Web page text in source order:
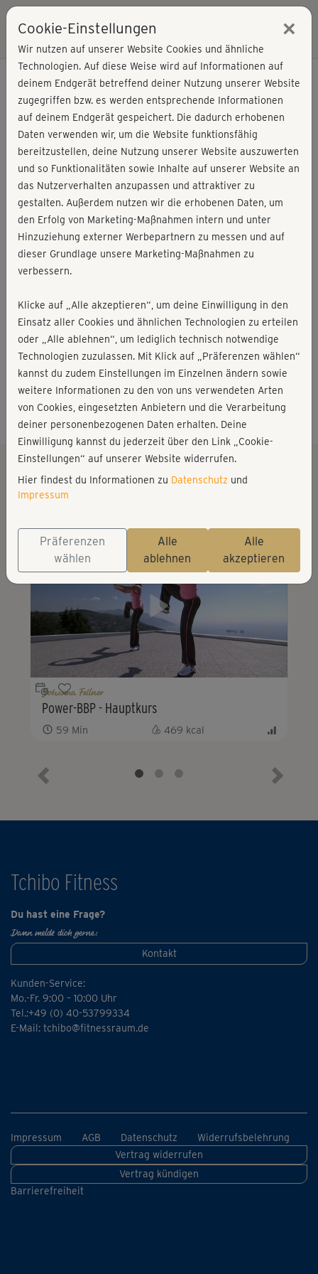
Mit 19 Jahren erwarb Nina Winkler ihre erste Lizenz als
Aerobic-Trainerin und absolvierte diverse Fortbildungen.
Die passionierte Fitness-Expertin und Hobbyläuferin
arbeitet seit vielen Jahren erfolgreich als Trainerin und
Coach, unterrichtet in verschiedenen Studios und bietet
individuell maßgeschneiderte Workout-Programme an.
Mit ihrer Leidenschaft für Fitness und Sport ist Nina
Winkler sowohl im Fitness-Studio als auch beim Outdoor-
Sport zu Hause und hilft ihren Klienten, ihre sportlichen
Ziele auf kürzestem Wege zu erreichen.
Die Fitness-Spezialistin lebt in München und Kapstadt
(Südafrika), wo sie als Autorin und Fitness-Expertin
arbeitet. Auch für verschiedene Magazine und
Buchverlage schreibt sie regelmäßig zu ihrem
Die ausgebildete Group Fitness- und Personal Trainerin
hat für unser Online Fitness-Studio nicht nur viele der
beliebtesten Programme entwickelt, sondern etliche
davon auch selbst präsentiert.
✚ Mehr anzeigen
E-Mail
Webseite
Twitter
Facebook
Die besten Kurse von Nina
Johanna Fellner
Power-BBP - Hauptkurs
59 Min 469 kcal
Vorheriges Element
Tchibo Fitness
Du hast eine Frage?
Dann melde dich gerne:
Kontakt
Kunden-Service:
Mo.-Fr. 9:00 – 10:00 Uhr
Tel.:+49 (0) 40-53799334
E-Mail: tchibo@fitnessraum.de
Impressum AGB Datenschutz
Widerrufsbelehrung
Vertrag widerrufen
Vertrag kündigen
Barrierefreiheit
Cookie-Einstellungen ×
Wir nutzen auf unserer Website Cookies und ähnliche
Technologien. Auf diese Weise wird auf Informationen auf
deinem Endgerät betreffend deiner Nutzung unserer Website
zugegriffen bzw. es werden entsprechende Informationen
auf deinem Endgerät gespeichert. Die dadurch erhobenen
Daten verwenden wir, um die Website funktionsfähig
bereitzustellen, deine Nutzung unserer Website auszuwerten
und so Funktionalitäten sowie Inhalte auf unserer Website an
das Nutzerverhalten anzupassen und attraktiver zu
gestalten. Außerdem nutzen wir die erhobenen Daten, um
den Erfolg von Marketing-Maßnahmen intern und unter
Hinzuziehung externer Werbepartnern zu messen und auf
dieser Grundlage unsere Marketing-Maßnahmen zu
verbessern.
Klicke auf „Alle akzeptieren“, um deine Einwilligung in den
Einsatz aller Cookies und ähnlichen Technologien zu erteilen
oder „Alle ablehnen“, um lediglich technisch notwendige
Technologien zuzulassen. Mit Klick auf „Präferenzen wählen“
kannst du zudem Einstellungen im Einzelnen ändern sowie
weitere Informationen zu den von uns verwendeten Arten
von Cookies, eingesetzten Anbietern und die Verarbeitung
deiner personenbezogenen Daten erhalten. Deine
Einwilligung kannst du jederzeit über den Link „Cookie-
Einstellungen“ auf unserer Website widerrufen.
Hier findest du Informationen zu Datenschutz und
Impressum
Präferenzen
wählen
Alle
ablehnen
Alle
akzeptieren